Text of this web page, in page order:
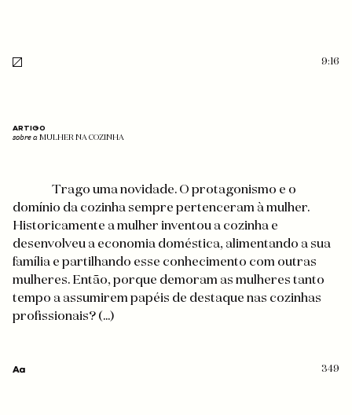
9:16
ARTIGO
sobre a MULHER NA COZINHA
Trago uma novidade. O protagonismo e o
domínio da cozinha sempre pertenceram à mulher.
Historicamente a mulher inventou a cozinha e
desenvolveu a economia doméstica, alimentando a sua
família e partilhando esse conhecimento com outras
mulheres. Então, porque demoram as mulheres tanto
tempo a assumirem papéis de destaque nas cozinhas
profissionais? (...)
349